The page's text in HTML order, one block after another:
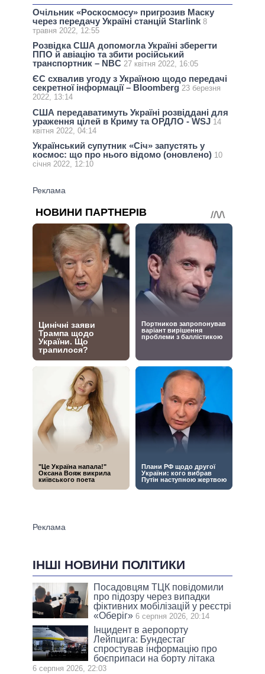
Очільник «Роскосмосу» пригрозив Маску
через передачу Україні станцій Starlink 8
травня 2022, 12:55
Розвідка США допомогла Україні зберегти
ППО й авіацію та збити російський
транспортник – NBC 27 квітня 2022, 16:05
ЄС схвалив угоду з Україною щодо передачі
секретної інформації – Bloomberg 23 березня
2022, 13:14
США передаватимуть Україні розвіддані для
ураження цілей в Криму та ОРДЛО - WSJ 14
квітня 2022, 04:14
Український супутник «Січ» запустять у
космос: що про нього відомо (оновлено) 10
січня 2022, 12:10
ІНШІ НОВИНИ ПОЛІТИКИ
Посадовцям ТЦК повідомили
про підозру через випадки
фіктивних мобілізацій у реєстрі
«Оберіг» 6 серпня 2026, 20:14
Інцидент в аеропорту
Лейпцига: Бундестаг
спростував інформацію про
боєприпаси на борту літака
6 серпня 2026, 22:03